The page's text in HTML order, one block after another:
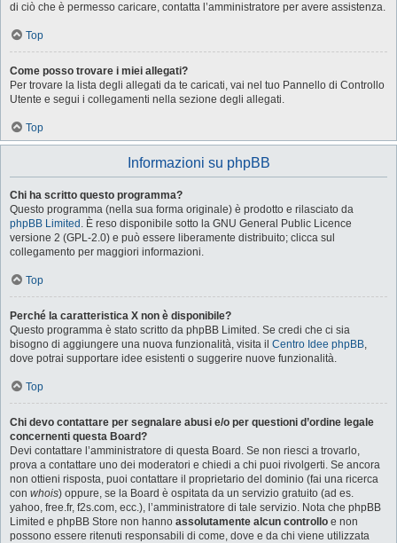
di ciò che è permesso caricare, contatta l’amministratore per avere assistenza.
Top
Come posso trovare i miei allegati?
Per trovare la lista degli allegati da te caricati, vai nel tuo Pannello di Controllo
Utente e segui i collegamenti nella sezione degli allegati.
Top
Informazioni su phpBB
Chi ha scritto questo programma?
Questo programma (nella sua forma originale) è prodotto e rilasciato da
phpBB Limited . È reso disponibile sotto la GNU General Public Licence
versione 2 (GPL-2.0) e può essere liberamente distribuito; clicca sul
collegamento per maggiori informazioni.
Top
Perché la caratteristica X non è disponibile?
Questo programma è stato scritto da phpBB Limited. Se credi che ci sia
bisogno di aggiungere una nuova funzionalità, visita il Centro Idee phpBB,
dove potrai supportare idee esistenti o suggerire nuove funzionalità.
Top
Chi devo contattare per segnalare abusi e/o per questioni d’ordine legale
concernenti questa Board?
Devi contattare l’amministratore di questa Board. Se non riesci a trovarlo,
prova a contattare uno dei moderatori e chiedi a chi puoi rivolgerti. Se ancora
non ottieni risposta, puoi contattare il proprietario del dominio (fai una ricerca
con whois) oppure, se la Board è ospitata da un servizio gratuito (ad es.
yahoo, free.fr, f2s.com, ecc.), l’amministratore di tale servizio. Nota che phpBB
Limited e phpBB Store non hanno assolutamente alcun controllo e non
possono essere ritenuti responsabili di come, dove e da chi viene utilizzata